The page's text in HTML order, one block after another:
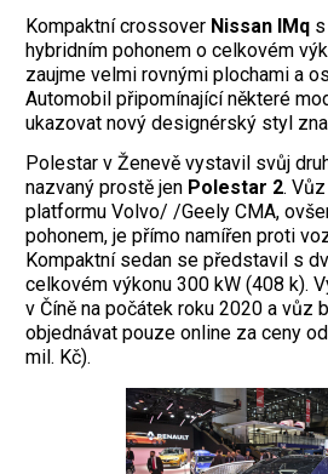
Kompaktní crossover Nissan IMq
hybridním pohonem o celkovém
zaujme velmi rovnými plochami a
Automobil připomínající některé
ukazovat nový designérský styl
Polestar v Ženevě vystavil svůj
nazvaný prostě jen Polestar 2.
platformu Volvo/ /Geely CMA,
pohonem, je přímo namířen proti
Kompaktní sedan se představil s
celkovém výkonu 300 kW (408 k).
v Číně na počátek roku 2020 a vůz
objednávat pouze online za ceny
mil. Kč).